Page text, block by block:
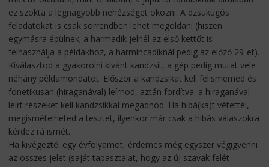
ez szokta a legnagyobb nehézséget okozni. A dzsukugós
feladatokat is csak sorrendben lehet megoldani (hiszen
egymásra épülnek; a harmadik jelnél az első kettőt is
felhasználja a példákhoz, a harmincadiknál pedig az előző 29-et).
Kiválasztod a gyakorolni kívánt kandzsit, a gép pedig mutat vele
néhány példamondatot. Először a kandzsikat kell felismerned és
fonetikusan (hiraganával) leírnod, aztán fordítva: a hiraganával
leírt részeket kell kandzsikkal megadnod. Ha hibá(ka)t vétettél,
megismételheted a tesztet, ilyenkor már csak a hibás válaszokra
kérdez rá ismét.
Ha kivégeztél egy évfolyamot, érdemes még egyszer végigvenni
az összes jelet (saját tapasztalat, hogy az új szavak felét-